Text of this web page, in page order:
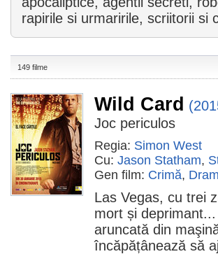
rapirile si urmaririle, scriitorii si
149 filme
Wild Card
Joc periculos
Regia: Simon West
Cu: Jason Statham,
Gen film: Crimă,
Las Vegas, cu trei
mort și
aruncată din
încăpățânează să